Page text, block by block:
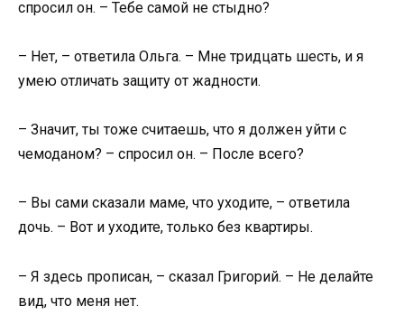
спросил он. – Тебе самой не стыдно?
– Нет, – ответила Ольга. – Мне тридцать шесть, и я
умею отличать защиту от жадности.
– Значит, ты тоже считаешь, что я должен уйти с
чемоданом? – спросил он. – После всего?
– Вы сами сказали маме, что уходите, – ответила
дочь. – Вот и уходите, только без квартиры.
– Я здесь прописан, – сказал Григорий. – Не делайте
вид, что меня нет.